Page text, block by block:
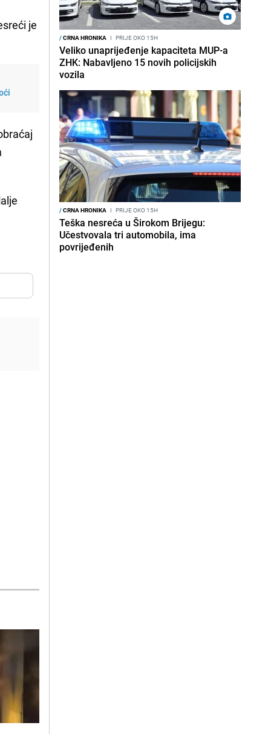
je
/CRNA HRONIKA I PRIJE OKO 15H
Veliko unaprijeđenje kapaciteta MUP-a
ZHK: Nabavljeno 15 novih policijskih
vozila
/CRNA HRONIKA I PRIJE OKO 15H
Teška nesreća u Širokom Brijegu:
Učestvovala tri automobila, ima
povrijeđenih